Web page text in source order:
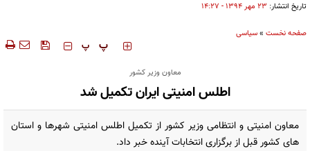
تاریخ انتشار: ۲۳ مهر ۱۳۹۴ - ۱۴:۲۷
صفحه نخست »سیاسی
‍‍‍ پ پ
معاون وزیر کشور
اطلس امنیتی ایران تکمیل شد
معاون امنیتی و انتظامی وزیر کشور از تکمیل اطلس امنیتی شهرها و استان
های کشور قبل از برگزاری انتخابات آینده خبر داد.